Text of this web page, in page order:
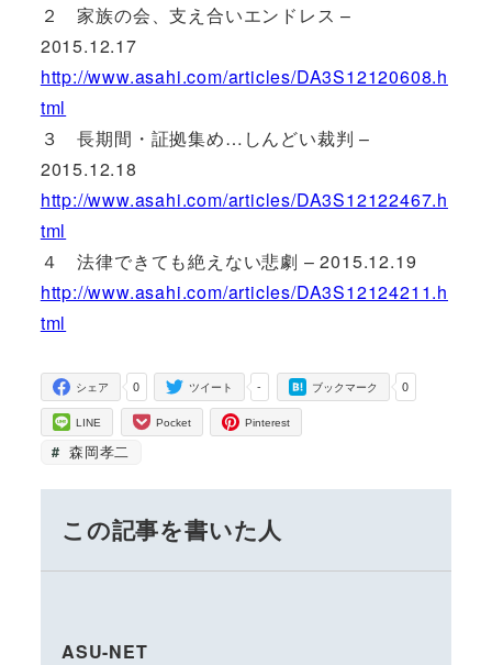
２ 家族の会、支え合いエンドレス –
2015.12.17
http://www.asahi.com/articles/DA3S12120608.h
tml
３ 長期間・証拠集め…しんどい裁判 –
2015.12.18
http://www.asahi.com/articles/DA3S12122467.h
tml
４ 法律できても絶えない悲劇 – 2015.12.19
http://www.asahi.com/articles/DA3S12124211.h
tml
0
シェア -
ツイート 0
ブックマーク
LINE Pocket Pinterest
森岡孝二
この記事を書いた人
ASU-NET